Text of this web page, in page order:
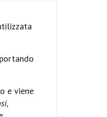
e viene